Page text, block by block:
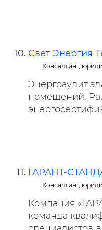
Свет Энергия
Консалтинг,
Энергоаудит
помещений.
ГАРАНТ-
Консалтинг,
Компания
команда